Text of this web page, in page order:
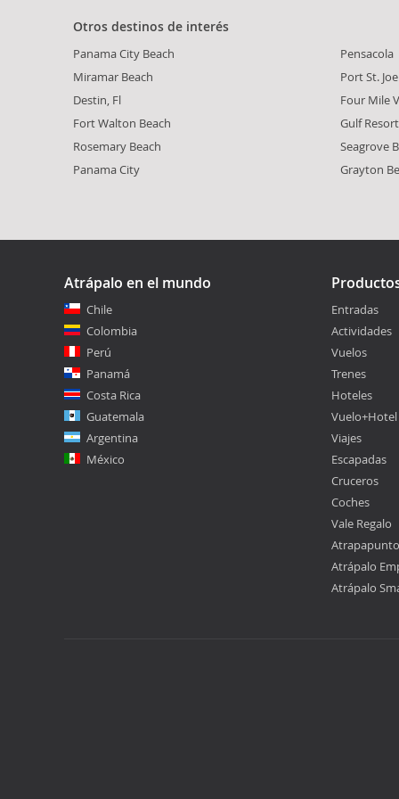
Otros destinos de interés
Panama City Beach
Miramar Beach
Destin, Fl
Fort Walton Beach
Rosemary Beach
Panama City
Pensacola
Port St. Joe
Four Mile
Gulf
Seagrove
Grayton
Atrápalo en el mundo
Chile
Colombia
Perú
Panamá
Costa Rica
Guatemala
Argentina
México
Entradas
Actividades
Vuelos
Trenes
Hoteles
Vuelo+Hotel
Viajes
Escapadas
Cruceros
Coches
Vale Regalo
Atrápalo
Atrápalo